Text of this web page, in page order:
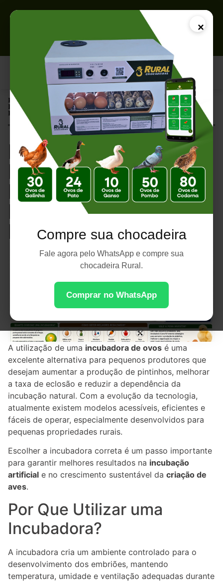
×
Compre sua chocadeira
Fale agora pelo WhatsApp e compre sua
chocadeira Rural.
Comprar no WhatsApp
Página Inicial |
Incubadora para Pequenos Produtores: Como Escolher o
Equipamento Ideal
Incubadora para
Pequenos
Produtores: Como
Escolher o
Equipamento Ideal
A utilização de uma incubadora de ovos é uma
excelente alternativa para pequenos produtores que
desejam aumentar a produção de pintinhos, melhorar
a taxa de eclosão e reduzir a dependência da
incubação natural. Com a evolução da tecnologia,
atualmente existem modelos acessíveis, eficientes e
fáceis de operar, especialmente desenvolvidos para
pequenas propriedades rurais.
Escolher a incubadora correta é um passo importante
para garantir melhores resultados na incubação
artificial e no crescimento sustentável da criação de
aves.
Por Que Utilizar uma
Incubadora?
A incubadora cria um ambiente controlado para o
desenvolvimento dos embriões, mantendo
temperatura, umidade e ventilação adequadas durante